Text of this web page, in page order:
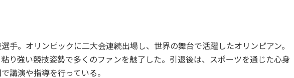
手。オリンピックに二大会連続出場し、世界の舞台で活躍したオリンピアン。
り強い競技姿勢で多くのファンを魅了した。引退後は、スポーツを通じた心身
講演や指導を行っている。